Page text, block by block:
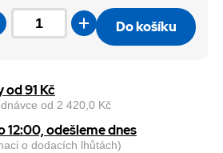
Do košíku
91 Kč
od 2 420,0 Kč
12:00, odešleme dnes
o dodacích lhůtách)